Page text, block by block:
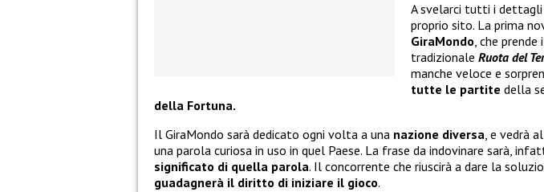
A svelarci tutti i dettagli
proprio sito. La prima
GiraMondo, che
tradizionale Ruota del
manche veloce e
tutte le partite della
della Fortuna.
Il GiraMondo sarà dedicato ogni volta a una nazione diversa, e vedrà
una parola curiosa in uso in quel Paese. La frase da indovinare sarà,
significato di quella parola. Il concorrente che riuscirà a dare la
guadagnerà il diritto di iniziare il gioco.